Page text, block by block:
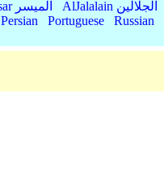
AlMuyassar الميسر AlJalalain الجلالين
Persian Portuguese Russian